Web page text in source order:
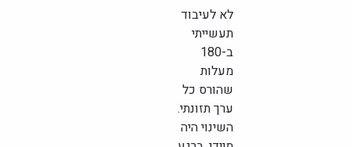
לא לעיבוד
תעשייתי
ב-180
מעלות
שהורס כל
ערך תזונתי.
השינוי היה